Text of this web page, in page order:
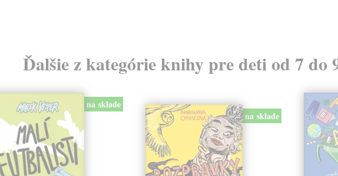
Ďalšie z kategórie knihy pre deti od 7 do
na sklade
na sklade